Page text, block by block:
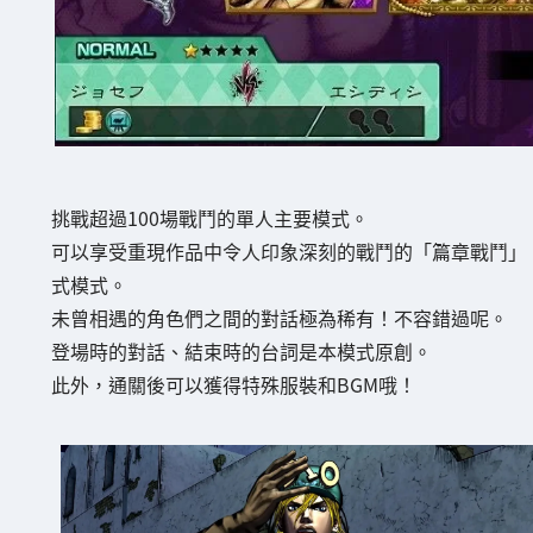
挑戰超過100場戰鬥的單人主要模式。
可以享受重現作品中令人印象深刻的戰鬥的「篇章戰鬥
式模式。
未曾相遇的角色們之間的對話極為稀有！不容錯過呢。
登場時的對話、結束時的台詞是本模式原創。
此外，通關後可以獲得特殊服裝和BGM哦！